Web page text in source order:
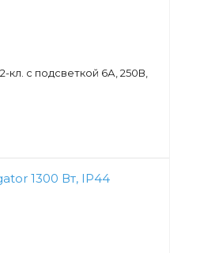
кл. с подсветкой 6А, 250В,